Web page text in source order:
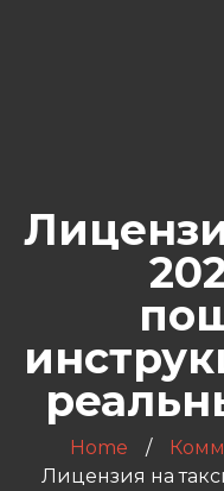
Home
Лицензия на